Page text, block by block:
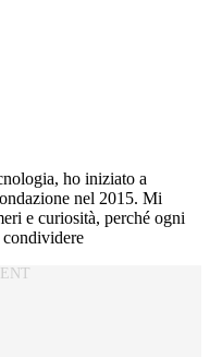
ho iniziato a
nel 2015. Mi
e curiosità, perché ogni
condividere